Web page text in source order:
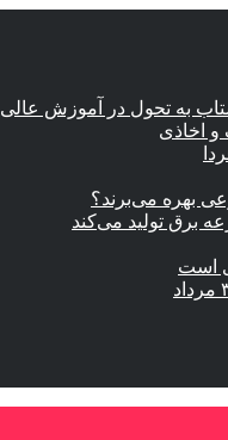
به تحول در آموزش عالی
و اخاذی
بهره می‌برند؟
برق تولید می‌کند
است